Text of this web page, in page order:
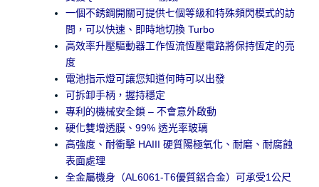
一個不銹鋼開關可提供七個等級和特殊頻閃模式的訪
問，可以快速、即時地切換 Turbo
高效率升壓驅動器工作恆流恆壓電路將保持恆定的亮
度
電池指示燈可讓您知道何時可以出發
可拆卸手柄，握持穩定
專利的機械安全鎖 – 不會意外啟動
硬化雙增透膜、99% 透光率玻璃
高強度、耐衝擊 HAIII 硬質陽極氧化、耐磨、耐腐蝕
表面處理
全金屬機身（AL6061-T6優質鋁合金）可承受1公尺